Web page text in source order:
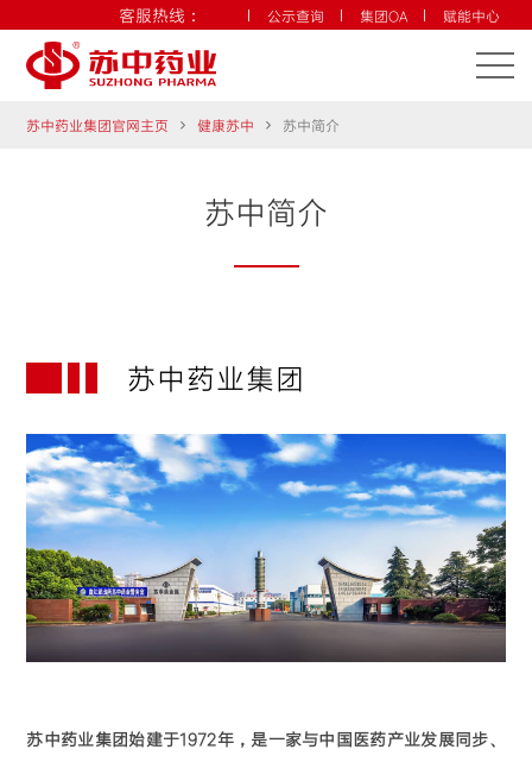
客服热线： 公示查询 集团OA
赋能中心
苏中药业集团官网主页 健康苏中 苏中简介
苏中简介
苏中药业集团
苏中药业集团始建于1972年，是一家与中国医药产业发展同步、